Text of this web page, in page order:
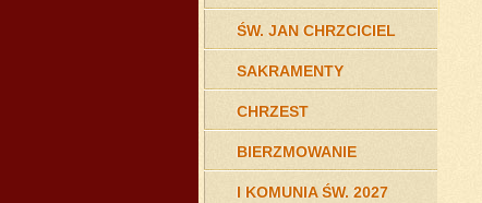
ŚW. JAN CHRZCICIEL
SAKRAMENTY
CHRZEST
BIERZMOWANIE
I KOMUNIA ŚW. 2027